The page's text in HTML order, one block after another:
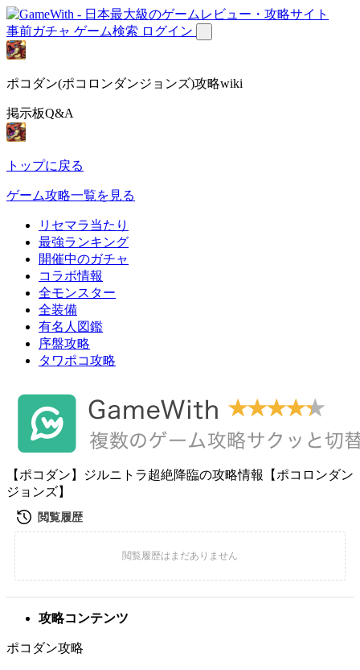
事前ガチャ ゲーム検索 ログイン
ポコダン(ポコロンダンジョンズ)攻略wiki
掲示板Q&A
トップに戻る
ゲーム攻略一覧を見る
リセマラ当たり
最強ランキング
開催中のガチャ
コラボ情報
全モンスター
全装備
有名人図鑑
序盤攻略
タワポコ攻略
【ポコダン】ジルニトラ超絶降臨の攻略情報【ポコロンダン
ジョンズ】
攻略コンテンツ
ポコダン攻略